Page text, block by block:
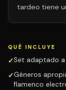
tardeo tiene
QUÉ INCLUYE
Set adaptado a
Géneros
flamenco